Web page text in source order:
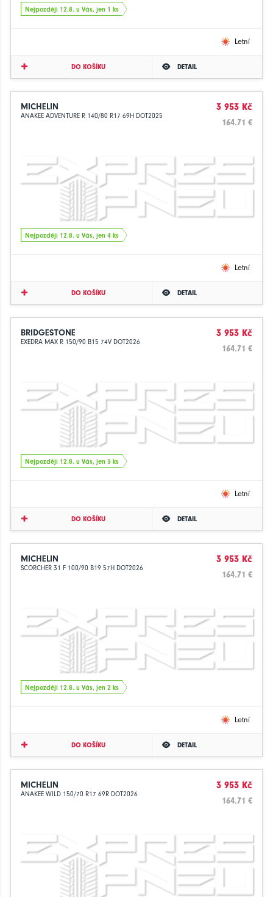
Nejpozději 12.8. u Vás, jen 1 ks
Letní
DO KOŠÍKU DETAIL
MICHELIN
ANAKEE ADVENTURE R 140/80 R17 69H DOT2025
3 953 Kč
164.71 €
Nejpozději 12.8. u Vás, jen 4 ks
Letní
DO KOŠÍKU DETAIL
BRIDGESTONE
EXEDRA MAX R 150/90 B15 74V DOT2026
3 953 Kč
164.71 €
Nejpozději 12.8. u Vás, jen 3 ks
Letní
DO KOŠÍKU DETAIL
MICHELIN
SCORCHER 31 F 100/90 B19 57H DOT2026
3 953 Kč
164.71 €
Nejpozději 12.8. u Vás, jen 2 ks
Letní
DO KOŠÍKU DETAIL
MICHELIN
ANAKEE WILD 150/70 R17 69R DOT2026
3 953 Kč
164.71 €